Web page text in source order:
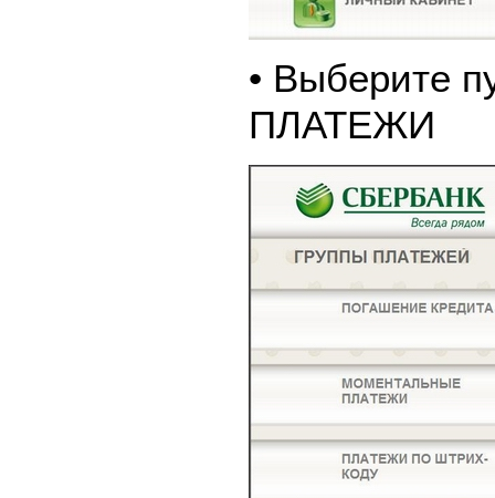
• Выберите
ПЛАТЕЖИ